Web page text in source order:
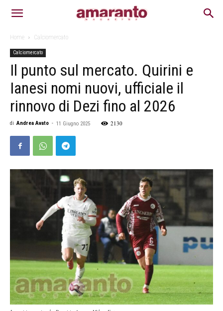
Home Calciomercato
Calciomercato
Il punto sul mercato. Quirini e
Ianesi nomi nuovi, ufficiale il
rinnovo di Dezi fino al 2026
di Andrea Avato - 11 Giugno 2025 2130